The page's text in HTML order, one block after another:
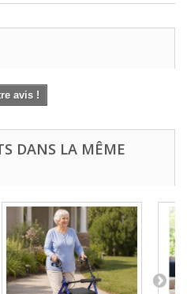
avis !
DANS LA MÊME